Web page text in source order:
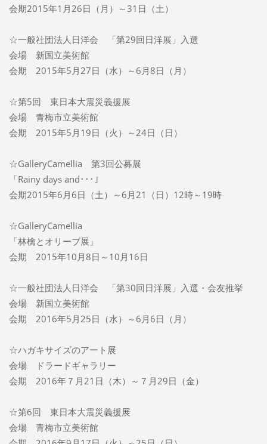
会期2015年1月26日（月）～31日（土）
☆一般社団法人日洋会 「第29回日洋展」入選
会場 新国立美術館
会期 2015年5月27日（水）～6月8日（月）
☆第5回 東日本大震災義援展
会場 青梅市立美術館
会期 2015年5月19日（火）～24日（日）
☆GalleryCamellia 第3回公募展
「Rainy days and･･･」
会期2015年6月6日（土）～6月21（日）12時～19時
☆GalleryCamellia
「林檎とオリーブ展」
会期 2015年10月8日～10月16日
☆一般社団法人日洋会 「第30回日洋展」入選・会友推挙
会場 新国立美術館
会期 2016年5月25日（水）～6月6日（月）
☆ハガキサイズのアート展
会場 ドラードギャラリー
会期 2016年７月21日（木）～７月29日（金）
☆第6回 東日本大震災義援展
会場 青梅市立美術館